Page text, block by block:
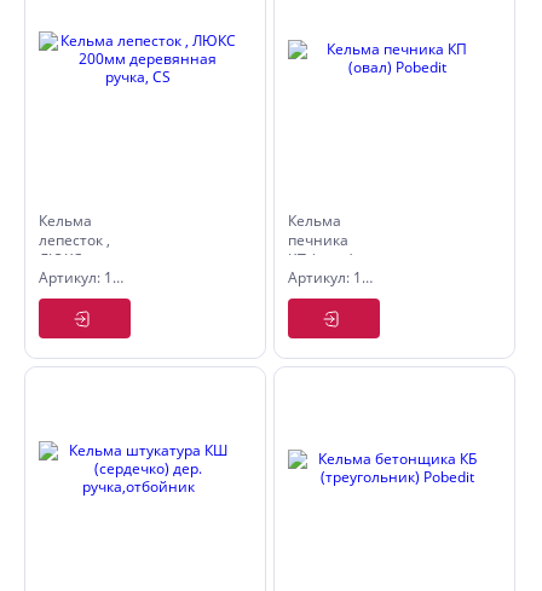
Кельма
лепесток ,
ЛЮКС
200мм
деревянная
ручка, CS
Артикул: 1071520
Кельма
печника
КП (овал)
Pobedit
Артикул: 1070208